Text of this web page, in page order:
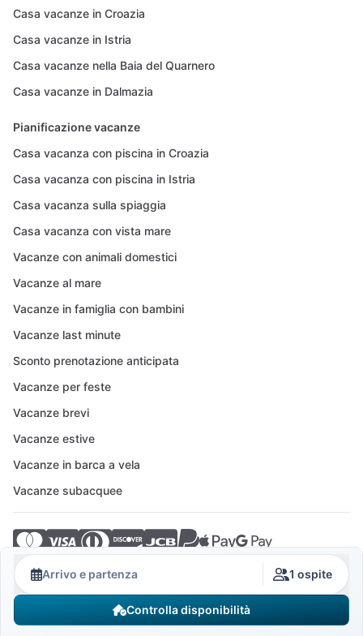
Arrivo e partenza 1 ospite
Controlla disponibilità
Casa vacanze in Croazia
Casa vacanze in Istria
Casa vacanze nella Baia del Quarnero
Casa vacanze in Dalmazia
Pianificazione vacanze
Casa vacanza con piscina in Croazia
Casa vacanza con piscina in Istria
Casa vacanza sulla spiaggia
Casa vacanza con vista mare
Vacanze con animali domestici
Vacanze al mare
Vacanze in famiglia con bambini
Vacanze last minute
Sconto prenotazione anticipata
Vacanze per feste
Vacanze brevi
Vacanze estive
Vacanze in barca a vela
Vacanze subacquee
© 2026 Crovillas GmbH